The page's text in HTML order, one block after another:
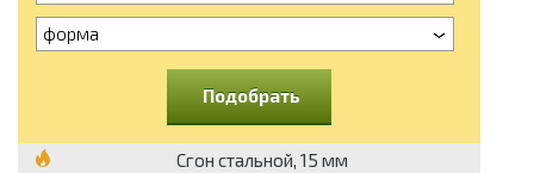
форма
Подобрать
Сгон стальной, 15 мм